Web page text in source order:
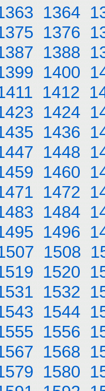
1364
1376
1388
1400
1412
1424
1436
1448
1460
1472
1484
1496
1508
1520
1532
1544
1556
1568
1580